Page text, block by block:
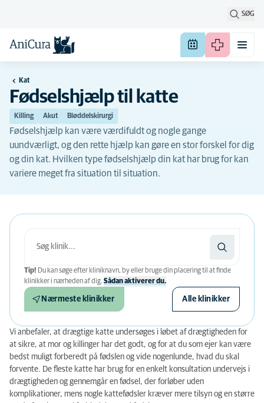
SØG
Kat
Fødselshjælp til katte
Killing Akut Bløddelskirurgi
Fødselshjælp kan være værdifuldt og nogle gange
uundværligt, og den rette hjælp kan gøre en stor forskel for dig
og din kat. Hvilken type fødselshjælp din kat har brug for kan
variere meget fra situation til situation.
Tip! Du kan søge efter kliniknavn, by eller bruge din placering til at finde
klinikker i nærheden af ​​dig. Sådan aktiverer du.
Nærmeste klinikker Alle klinikker
Vi anbefaler, at drægtige katte undersøges i løbet af drægtigheden for
at sikre, at mor og killinger har det godt, og for at du som ejer kan være
bedst muligt forberedt på fødslen og vide nogenlunde, hvad du skal
forvente. De fleste katte har brug for en enkelt konsultation undervejs i
drægtigheden og gennemgår en fødsel, der forløber uden
komplikationer, mens nogle kattefødsler kræver mere tilsyn og en større